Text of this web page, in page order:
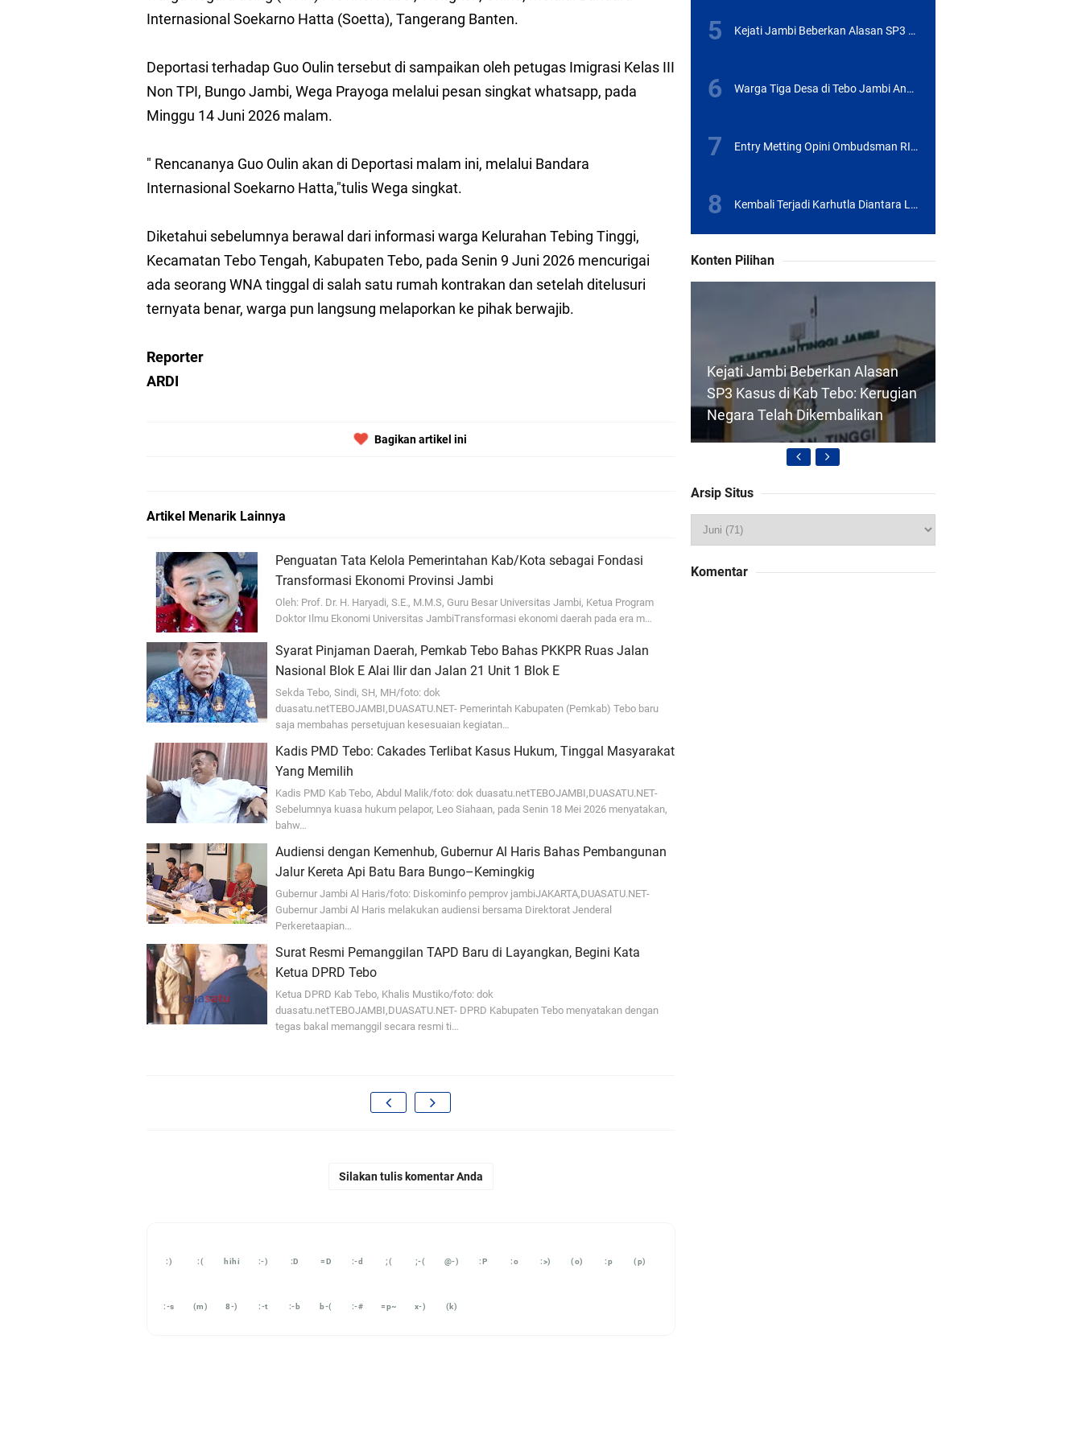
Ketua TP PKK Kab Tebo Sosialisasikan Revitalisasi Dasawisma Berbasis Digital Melalui Aplikasi SIGADIS Jambi 2026
Tindaklanjuti RDP Komisi I DPRD, Terkait Dugaan Pungli Oknum Kades, Tim Kab Tebo Turun Ke Serser
Kebun Sawit Warga di Tebo Tengah Ludes Terbakar
DPMD Kab Tebo: SP3 Kades Sungai Rambai di Antar Hari Ini
Internasional Soekarno Hatta (Soetta), Tangerang Banten.
Deportasi terhadap Guo Oulin tersebut di sampaikan oleh petugas Imigrasi Kelas III
Non TPI, Bungo Jambi, Wega Prayoga melalui pesan singkat whatsapp, pada
Minggu 14 Juni 2026 malam.
" Rencananya Guo Oulin akan di Deportasi malam ini, melalui Bandara
Internasional Soekarno Hatta,"tulis Wega singkat.
Diketahui sebelumnya berawal dari informasi warga Kelurahan Tebing Tinggi,
Kecamatan Tebo Tengah, Kabupaten Tebo, pada Senin 9 Juni 2026 mencurigai
ada seorang WNA tinggal di salah satu rumah kontrakan dan setelah ditelusuri
ternyata benar, warga pun langsung melaporkan ke pihak berwajib.
Reporter
ARDI
Bagikan artikel ini
Artikel Menarik Lainnya
Penguatan Tata Kelola Pemerintahan Kab/Kota sebagai Fondasi
Transformasi Ekonomi Provinsi Jambi
Oleh: Prof. Dr. H. Haryadi, S.E., M.M.S, Guru Besar Universitas Jambi, Ketua Program
Doktor Ilmu Ekonomi Universitas JambiTransformasi ekonomi daerah pada era m…
Syarat Pinjaman Daerah, Pemkab Tebo Bahas PKKPR Ruas Jalan
Nasional Blok E Alai Ilir dan Jalan 21 Unit 1 Blok E
Sekda Tebo, Sindi, SH, MH/foto: dok
duasatu.netTEBOJAMBI,DUASATU.NET- Pemerintah Kabupaten (Pemkab) Tebo baru
saja membahas persetujuan kesesuaian kegiatan…
Kadis PMD Tebo: Cakades Terlibat Kasus Hukum, Tinggal Masyarakat
Yang Memilih
Kadis PMD Kab Tebo, Abdul Malik/foto: dok duasatu.netTEBOJAMBI,DUASATU.NET-
Sebelumnya kuasa hukum pelapor, Leo Siahaan, pada Senin 18 Mei 2026 menyatakan,
bahw…
Audiensi dengan Kemenhub, Gubernur Al Haris Bahas Pembangunan
Jalur Kereta Api Batu Bara Bungo–Kemingkig
Gubernur Jambi Al Haris/foto: Diskominfo pemprov jambiJAKARTA,DUASATU.NET-
Gubernur Jambi Al Haris melakukan audiensi bersama Direktorat Jenderal
Perkeretaapian…
Surat Resmi Pemanggilan TAPD Baru di Layangkan, Begini Kata
Ketua DPRD Tebo
Ketua DPRD Kab Tebo, Khalis Mustiko/foto: dok
duasatu.netTEBOJAMBI,DUASATU.NET- DPRD Kabupaten Tebo menyatakan dengan
tegas bakal memanggil secara resmi ti…
Silakan tulis komentar Anda
:) :( hihi :-) :D =D :-d ;( ;-( @-) :P :o :>) (o) :p (p)
:-s (m) 8-) :-t :-b b-( :-# =p~ x-) (k)
Kejati Jambi Beberkan Alasan SP3 Kasus di Kab Tebo: Kerugian Negara Telah Dikembalikan
Warga Tiga Desa di Tebo Jambi Ancam Blokade Jalan, Ini Masalahnya
Entry Metting Opini Ombudsman RI, Tekankan Jambi Pertahankan Kualitas Pelayanan
Kembali Terjadi Karhutla Diantara Lahan Konsesi PT TAL dan Warga Semambu, Tebo Jambi
Konten Pilihan
Kejati Jambi Beberkan Alasan
SP3 Kasus di Kab Tebo: Kerugian
Negara Telah Dikembalikan
Sungai Rambai di Antar Hari Ini
Arsip Situs
Komentar